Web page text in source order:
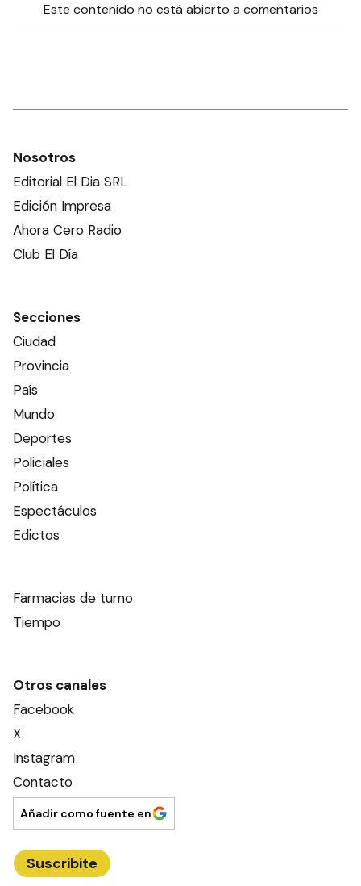
Este contenido no está abierto a comentarios
Nosotros
Editorial El Dia SRL
Edición Impresa
Ahora Cero Radio
Club El Día
Secciones
Ciudad
Provincia
País
Mundo
Deportes
Policiales
Política
Espectáculos
Edictos
Farmacias de turno
Tiempo
Otros canales
Facebook
X
Instagram
Contacto
Añadir como fuente en
Suscribite